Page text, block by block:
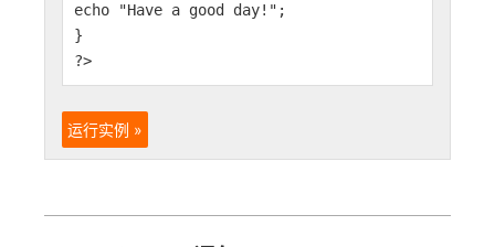
echo "Have a good day!";
}
?>
运行实例 »